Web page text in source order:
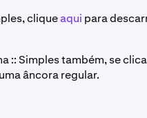
cliqueaqui para
:: Simples também, se
âncora regular.